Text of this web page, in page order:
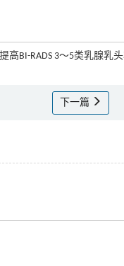
BI-RADS 3～5类乳腺乳
下一篇